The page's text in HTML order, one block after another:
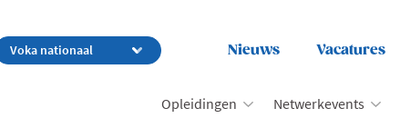
Nieuws Vacatures
Opleidingen Netwerkevents